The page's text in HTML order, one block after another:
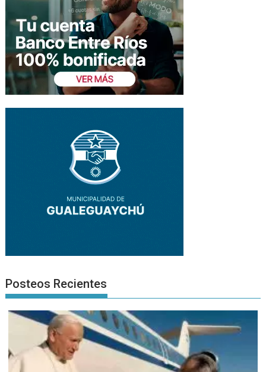
Posteos Recientes